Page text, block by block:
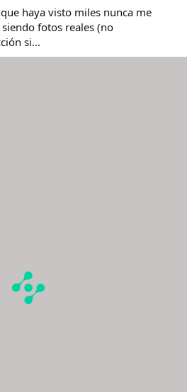
haya visto miles nunca me
fotos reales (no
si...